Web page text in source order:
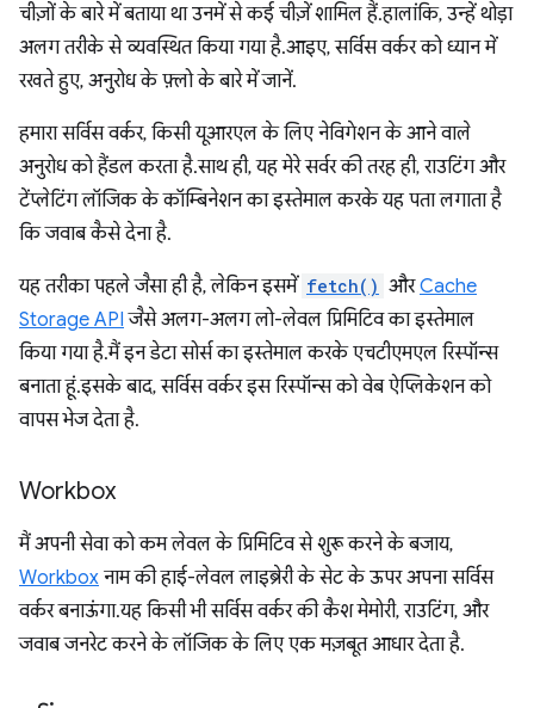
चीज़ों के बारे में बताया था उनमें से कई चीज़ें शामिल हैं. हालांकि, उन्हें थोड़ा
अलग तरीके से व्यवस्थित किया गया है. आइए, सर्विस वर्कर को ध्यान में
रखते हुए, अनुरोध के फ़्लो के बारे में जानें.
हमारा सर्विस वर्कर, किसी यूआरएल के लिए नेविगेशन के आने वाले
अनुरोध को हैंडल करता है. साथ ही, यह मेरे सर्वर की तरह ही, राउटिंग और
टेंप्लेटिंग लॉजिक के कॉम्बिनेशन का इस्तेमाल करके यह पता लगाता है
कि जवाब कैसे देना है.
यह तरीका पहले जैसा ही है, लेकिन इसमें fetch() औरCache
Storage API जैसे अलग-अलग लो-लेवल प्रिमिटिव का इस्तेमाल
किया गया है. मैं इन डेटा सोर्स का इस्तेमाल करके एचटीएमएल रिस्पॉन्स
बनाता हूं. इसके बाद, सर्विस वर्कर इस रिस्पॉन्स को वेब ऐप्लिकेशन को
वापस भेज देता है.
Workbox
मैं अपनी सेवा को कम लेवल के प्रिमिटिव से शुरू करने के बजाय,
Workbox नाम की हाई-लेवल लाइब्रेरी के सेट के ऊपर अपना सर्विस
वर्कर बनाऊंगा. यह किसी भी सर्विस वर्कर की कैश मेमोरी, राउटिंग, और
जवाब जनरेट करने के लॉजिक के लिए एक मज़बूत आधार देता है.